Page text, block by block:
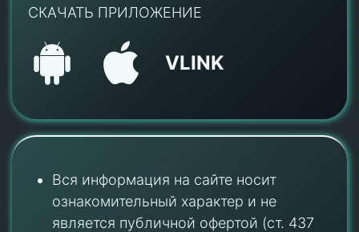
СКАЧАТЬ ПРИЛОЖЕНИЕ
VLINK
Вся информация на сайте носит
ознакомительный характер и не
является публичной офертой (ст. 437